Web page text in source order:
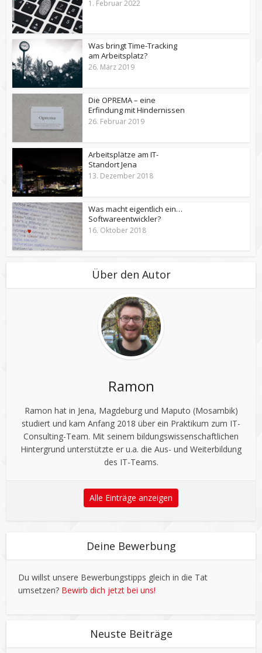
1. Februar 2022
Was bringt Time-Tracking
am Arbeitsplatz?
26. März 2019
Die OPREMA – eine
Erfindung mit Hindernissen
26. Februar 2019
Arbeitsplätze am IT-
Standort Jena
13. Dezember 2018
Was macht eigentlich ein…
Softwareentwickler?
16. Oktober 2018
Über den Autor
Ramon
Ramon hat in Jena, Magdeburg und Maputo (Mosambik)
studiert und kam Anfang 2018 über ein Praktikum zum IT-
Consulting-Team. Mit seinem bildungswissenschaftlichen
Hintergrund unterstützte er u.a. die Aus- und Weiterbildung
des IT-Teams.
Alle Einträge anzeigen
Deine Bewerbung
Du willst unsere Bewerbungstipps gleich in die Tat
umsetzen? Bewirb dich jetzt bei uns!
Neuste Beiträge